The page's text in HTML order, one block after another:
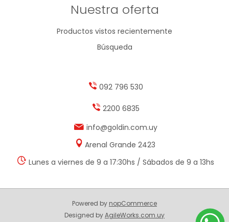
Nuestra oferta
Productos vistos recientemente
Búsqueda
092 796 530
2200 6835
info@goldin.com.uy
Arenal Grande 2423
Lunes a viernes de 9 a 17:30hs / Sábados de 9 a 13hs
Powered by nopCommerce
Designed byAgileWorks.com.uy